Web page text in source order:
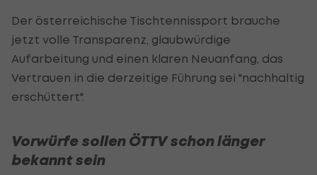
Der österreichische Tischtennissport brauche
jetzt volle Transparenz, glaubwürdige
Aufarbeitung und einen klaren Neuanfang, das
Vertrauen in die derzeitige Führung sei "nachhaltig
erschüttert".
Vorwürfe sollen ÖTTV schon länger
bekannt sein